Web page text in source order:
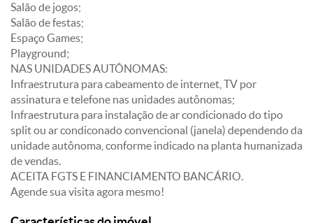
Salão de jogos;
Salão de festas;
Espaço Games;
Playground;
NAS UNIDADES AUTÔNOMAS:
Infraestrutura para cabeamento de internet, TV por
assinatura e telefone nas unidades autônomas;
Infraestrutura para instalação de ar condicionado do tipo
split ou ar condiconado convencional (janela) dependendo da
unidade autônoma, conforme indicado na planta humanizada
de vendas.
ACEITA FGTS E FINANCIAMENTO BANCÁRIO.
Agende sua visita agora mesmo!